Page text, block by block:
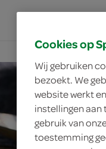
Cookies op
Wij gebruiken
bezoekt. We
website werkt
instellingen
gebruik van
toestemming